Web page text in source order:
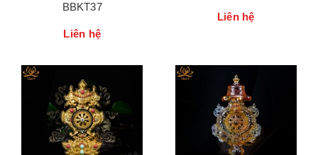
BBKT37
Liên hệ
Liên hệ